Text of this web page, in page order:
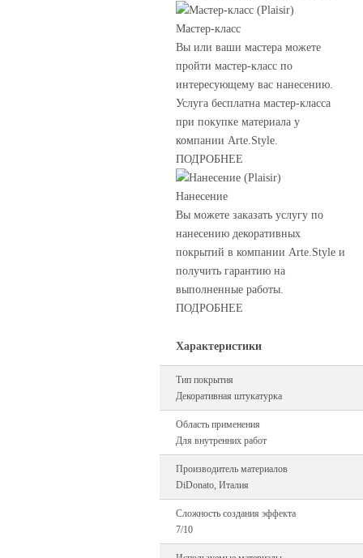
Мастер-класс
Вы или ваши мастера можете
пройти мастер-класс по
интересующему вас нанесению.
Услуга бесплатна мастер-класса
при покупке материала у
компании Arte.Style.
ПОДРОБНЕЕ
Нанесение
Вы можете заказать услугу по
нанесению декоративных
покрытий в компании Arte.Style и
получить гарантию на
выполненные работы.
ПОДРОБНЕЕ
Характеристики
Тип покрытия
Декоративная штукатурка
Область применения
Для внутренних работ
Производитель материалов
DiDonato, Италия
Сложность создания эффекта
7/10